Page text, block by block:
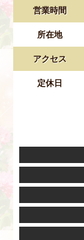
営業時間
所在地
アクセス
定休日